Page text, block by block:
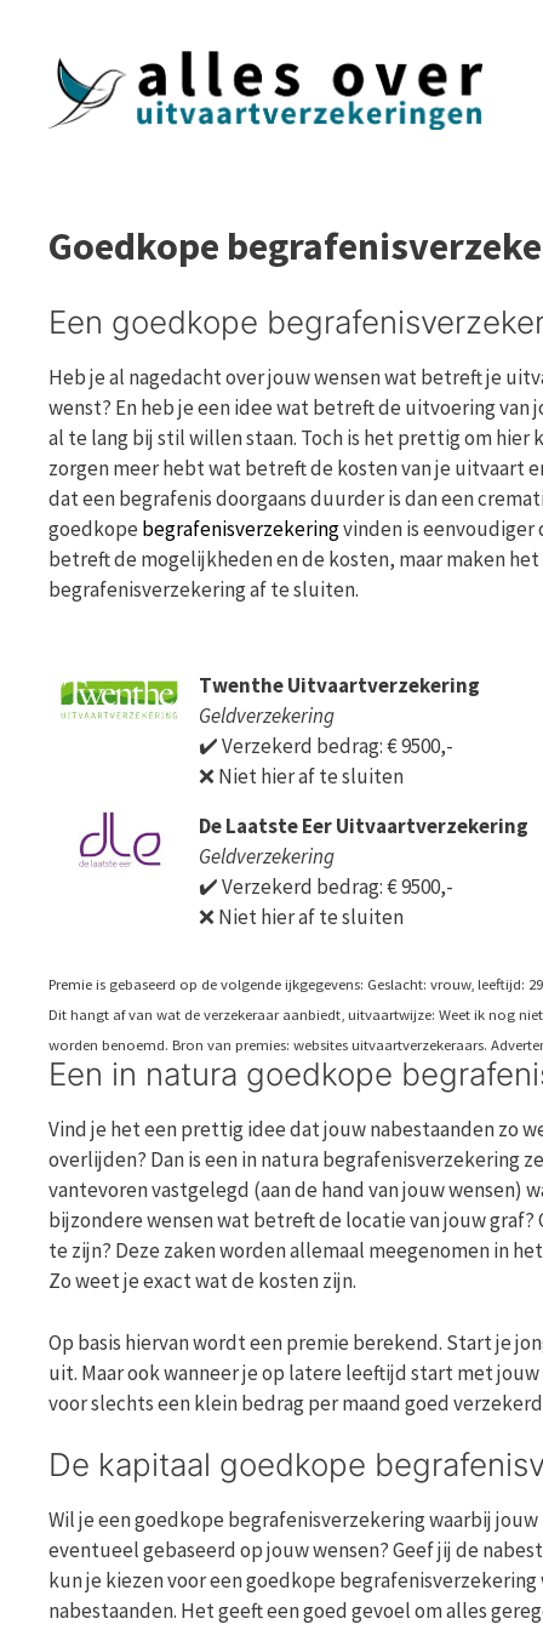
Goedkope
Een goedkope
Heb je al nagedacht over jouw wensen wat betreft je
wenst? En heb je een idee wat betreft de uitvoering van
al te lang bij stil willen staan. Toch is het prettig om hier
zorgen meer hebt wat betreft de kosten van je uitvaart
dat een begrafenis doorgaans duurder is dan een
goedkope begrafenisverzekeringvinden is
betreft de mogelijkheden en de kosten, maar maken
begrafenisverzekering af te sluiten.
Twenthe Uitvaartverzekering
Geldverzekering
✔️ Verzekerd bedrag: € 9500,-
❌ Niet hier af te sluiten
De Laatste Eer Uitvaartverzekering
Geldverzekering
✔️ Verzekerd bedrag: € 9500,-
❌ Niet hier af te sluiten
Premie is gebaseerd op de volgende ijkgegevens: Geslacht: vrouw, leeftijd:
Dit hangt af van wat de verzekeraar aanbiedt, uitvaartwijze: Weet ik nog
worden benoemd. Bron van premies: websites uitvaartverzekeraars.
Een in natura goedkope
Vind je het een prettig idee dat jouw nabestaanden zo
overlijden? Dan is een in natura begrafenisverzekering
vantevoren vastgelegd (aan de hand van jouw
bijzondere wensen wat betreft de locatie van jouw
te zijn? Deze zaken worden allemaal meegenomen in
Zo weet je exact wat de kosten zijn.
Op basis hiervan wordt een premie berekend. Start je
uit. Maar ook wanneer je op latere leeftijd start met
voor slechts een klein bedrag per maand goed
De kapitaal goedkope
Wil je een goedkope begrafenisverzekering waarbij
eventueel gebaseerd op jouw wensen? Geef jij de
kun je kiezen voor een goedkope
nabestaanden. Het geeft een goed gevoel om alles